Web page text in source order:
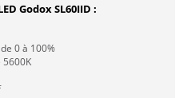
Godox SL60IID :
0 à 100%